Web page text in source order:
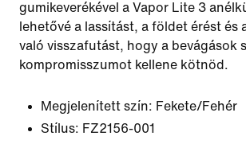
gumikeverékével a Vapor Lite 3
lehetővé a lassítást, a földet érést és
való visszafutást, hogy a bevágások
kompromisszumot kellene kötnöd.
Megjelenített szín: Fekete/Fehér
Stílus: FZ2156-001